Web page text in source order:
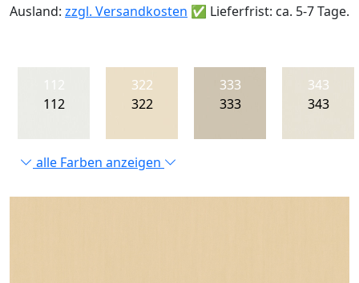
Ausland: zzgl. Versandkosten ✅ Lieferfrist: ca. 5-7 Tage.
112
112
322
322
333
333
343
343
alle Farben anzeigen